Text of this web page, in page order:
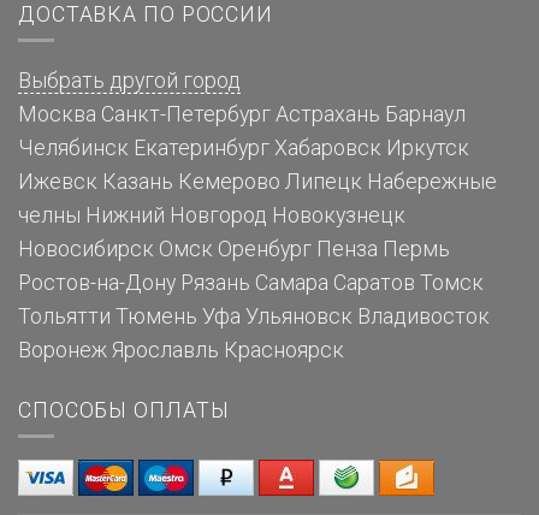
ДОСТАВКА ПО РОССИИ
Выбрать другой город
Москва Санкт-Петербург Астрахань Барнаул
Челябинск Екатеринбург Хабаровск Иркутск
Ижевск Казань Кемерово Липецк Набережные
челны Нижний Новгород Новокузнецк
Новосибирск Омск Оренбург Пенза Пермь
Ростов-на-Дону Рязань Самара Саратов Томск
Тольятти Тюмень Уфа Ульяновск Владивосток
Воронеж Ярославль Красноярск
СПОСОБЫ ОПЛАТЫ